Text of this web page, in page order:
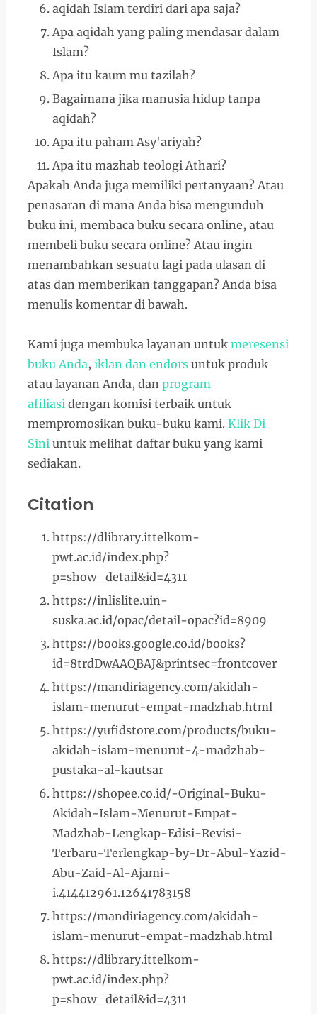
aqidah Islam terdiri dari apa saja?
Apa aqidah yang paling mendasar dalam
Islam?
Apa itu kaum mu tazilah?
Bagaimana jika manusia hidup tanpa
aqidah?
Apa itu paham Asy'ariyah?
Apa itu mazhab teologi Athari?
Apakah Anda juga memiliki pertanyaan? Atau
penasaran di mana Anda bisa mengunduh
buku ini, membaca buku secara online, atau
membeli buku secara online? Atau ingin
menambahkan sesuatu lagi pada ulasan di
atas dan memberikan tanggapan? Anda bisa
menulis komentar di bawah.
Kami juga membuka layanan untuk meresensi
buku Anda, iklan dan endorsuntuk produk
atau layanan Anda, dan program
afiliasidengan komisi terbaik untuk
mempromosikan buku-buku kami. Klik Di
Siniuntuk melihat daftar buku yang kami
sediakan.
Citation
https://dlibrary.ittelkom-
pwt.ac.id/index.php?
p=show_detail&id=4311
https://inlislite.uin-
suska.ac.id/opac/detail-opac?id=8909
https://books.google.co.id/books?
id=8trdDwAAQBAJ&printsec=frontcover
https://mandiriagency.com/akidah-
islam-menurut-empat-madzhab.html
https://yufidstore.com/products/buku-
akidah-islam-menurut-4-madzhab-
pustaka-al-kautsar
https://shopee.co.id/-Original-Buku-
Akidah-Islam-Menurut-Empat-
Madzhab-Lengkap-Edisi-Revisi-
Terbaru-Terlengkap-by-Dr-Abul-Yazid-
Abu-Zaid-Al-Ajami-
i.414412961.12641783158
https://mandiriagency.com/akidah-
islam-menurut-empat-madzhab.html
https://dlibrary.ittelkom-
pwt.ac.id/index.php?
p=show_detail&id=4311